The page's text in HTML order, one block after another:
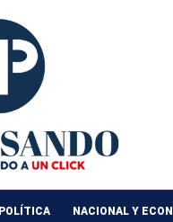
POLÍTICA NACIONAL Y